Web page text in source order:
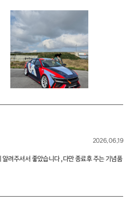
2026.06.19
려주셔서 좋았습니다 ,다만 종료후 주는 기념품